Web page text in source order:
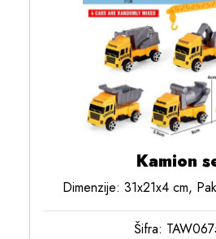
Kamion
Dimenzije: 31x21x4 cm,
Šifra: